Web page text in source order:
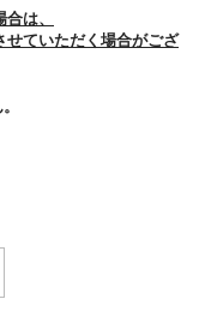
は、
せていただく場合がござ